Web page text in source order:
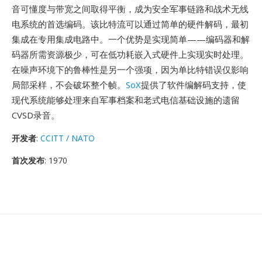
音可懂度与带宽之间取得平衡，成为安全军事链路和战术无线
电系统的首选编码。该比特流可以通过简单的硬件解码，最初
集成在专用集成电路中。一个优势是实现简单——编码器和解
码器所需资源极少，可在低功耗嵌入式硬件上实现实时处理。
在噪声环境下的鲁棒性是另一个强项，因为单比特错误仅影响
局部采样，不会破坏整个帧。 SoX提供了软件编解码支持，使
现代系统能够处理来自军事档案和老式电信基础设施的遗留
CVSD录音。
开发者: CCITT / NATO
首次发布: 1970